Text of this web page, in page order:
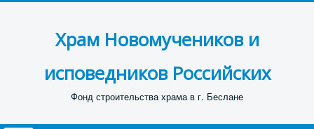
Храм Новомучеников и
исповедников Российских
Фонд строительства храма в г. Беслане